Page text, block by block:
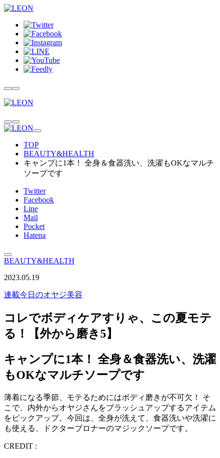
TOP
BEAUTY&HEALTH
キャンプに1本！ 全身＆食器洗い、洗濯もOKなマルチ
ソープです
Twitter
Facebook
Line
Mail
Pocket
Hatena
BEAUTY&HEALTH
2023.05.19
連載今日のオヤジ美容
コレでボディケアすりゃ、この夏モテ
る！【外から磨き5】
キャンプに1本！ 全身＆食器洗い、洗濯
もOKなマルチソープです
薄着になる季節、モテるためにはボディ磨きが不可欠！ そ
こで、内外からオヤジさんをブラッシュアップするアイテム
をピックアップ。今回は、全身が洗えて、食器洗いや洗濯に
も使える、ドクターブロナーのマジックソープです。
CREDIT :